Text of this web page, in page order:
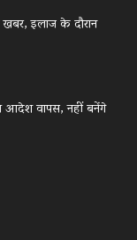
इलाज के दौरान
आदेश वापस, नहीं बनेंगे